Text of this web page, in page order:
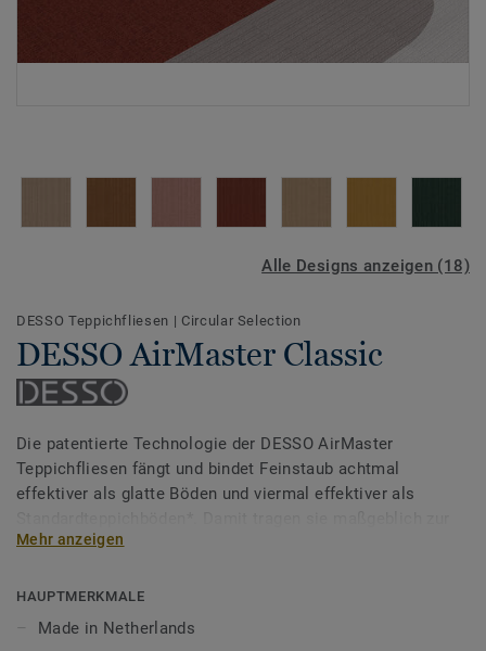
Alle Designs anzeigen (18)
DESSO Teppichfliesen | Circular Selection
DESSO AirMaster Classic
Die patentierte Technologie der DESSO AirMaster
Teppichfliesen fängt und bindet Feinstaub achtmal
effektiver als glatte Böden und viermal effektiver als
Verbesserung der Luftqualität in Arbeits- und Wohnräumen
lineares Design, dessen raffinierte, unregelmäßig gewebte
Mehr anzeigen
HAUPTMERKMALE
Made in Netherlands